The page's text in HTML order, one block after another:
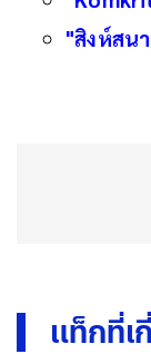
"สิงห์สน
แท็กที่เ